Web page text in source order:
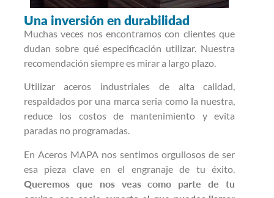
Una inversión en durabilidad
Muchas veces nos encontramos con clientes que
dudan sobre qué especificación utilizar. Nuestra
recomendación siempre es mirar a largo plazo.
Utilizar aceros industriales de alta calidad,
respaldados por una marca seria como la nuestra,
reduce los costos de mantenimiento y evita
paradas no programadas.
En Aceros MAPA nos sentimos orgullosos de ser
esa pieza clave en el engranaje de tu éxito.
Queremos que nos veas como parte de tu